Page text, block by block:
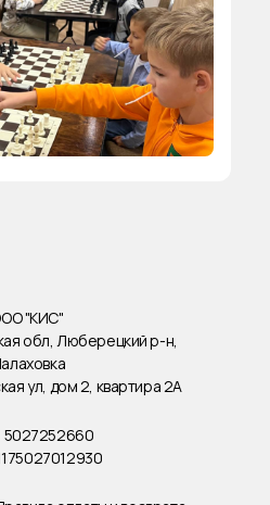
"КИС"
обл, Люберецкий р-н,
ул, дом 2, квартира 2А
5027252660